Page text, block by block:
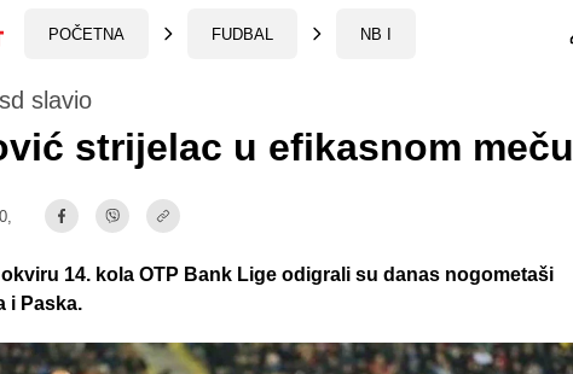
POČETNA FUDBAL NB I
slavio
strijelac u efikasnom meču
14. kola OTP Bank Lige odigrali su danas nogometaši
i Paska.